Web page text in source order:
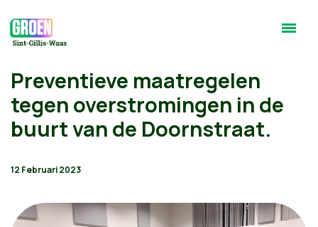
Preventieve maatregelen
tegen overstromingen in de
buurt van de Doornstraat.
12 Februari 2023